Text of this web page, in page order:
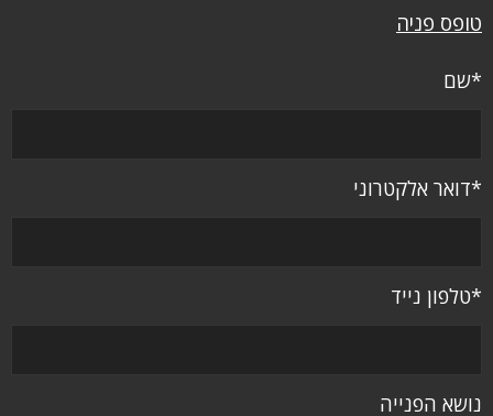
טופס פניה
*שם
*דואר אלקטרוני
*טלפון נייד
נושא הפנייה